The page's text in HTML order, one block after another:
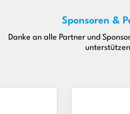
Sponsoren &
Danke an alle Partner und